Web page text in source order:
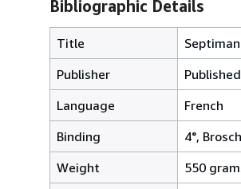
Bibliographic Details
Title
Publisher
Language
French
Binding
4°,
Weight
550